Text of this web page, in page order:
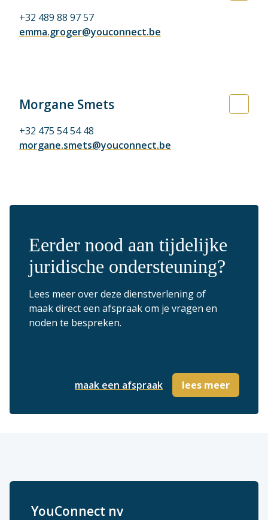
+32 489 88 97 57
emma.groger@youconnect.be
Morgane Smets
+32 475 54 54 48
morgane.smets@youconnect.be
Eerder nood aan tijdelijke
juridische ondersteuning?
Lees meer over deze dienstverlening of
maak direct een afspraak om je vragen en
noden te bespreken.
maak een afspraak lees meer
YouConnect nv